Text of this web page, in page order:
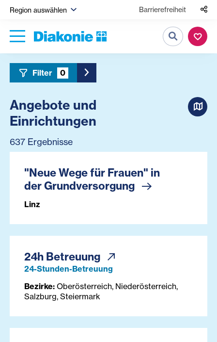
Region auswählen Barrierefreiheit
Suche
Filter 0 Toggle Sidebar Filter
Angebote und
Einrichtungen
637 Ergebnisse
"Neue Wege für Frauen" in
der Grundversorgung
Linz
24h Betreuung
24-Stunden-Betreuung
Bezirke: Oberösterreich, Niederösterreich,
Salzburg, Steiermark